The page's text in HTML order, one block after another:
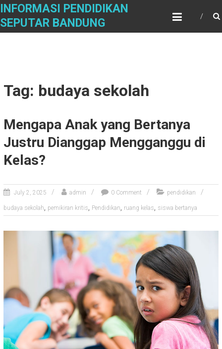
Skip
content
INFORMASI PENDIDIKAN
SEPUTAR BANDUNG
Tag: budaya sekolah
Mengapa Anak yang Bertanya
Justru Dianggap Mengganggu di
Kelas?
July 2, 2025 admin 0 Comment pendidikan
budaya sekolah, pemikiran kritis, Pendidikan, ruang kelas, siswa bertanya